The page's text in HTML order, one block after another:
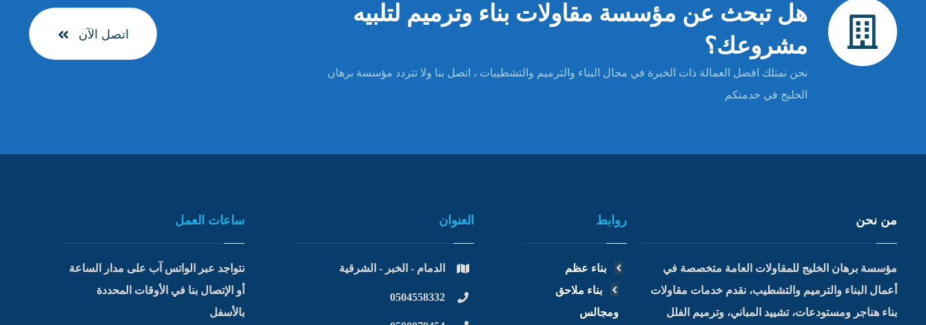
هل تبحث عن مؤسسة مقاولات بناء وترميم لتلبيه
مشروعك؟
نحن نمتلك افضل العمالة ذات الخبرة في مجال البناء والترميم والتشطيبات ، اتصل بنا ولا تتردد مؤسسة برهان
الخليج في خدمتكم
اتصل الآن
من نحن
مؤسسة برهان الخليج للمقاولات العامة متخصصة في
أعمال البناء والترميم والتشطيب، نقدم خدمات مقاولات
بناء هناجر ومستودعات، تشييد المباني، وترميم الفلل
روابط
بناء عظم
بناء ملاحق
ومجالس
العنوان
الدمام - الخبر - الشرقية
0504558332
ساعات العمل
نتواجد عبر الواتس آب على مدار الساعة
أو الإتصال بنا في الأوقات المحددة
بالأسفل